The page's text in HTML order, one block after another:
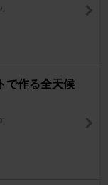
で作る全天候